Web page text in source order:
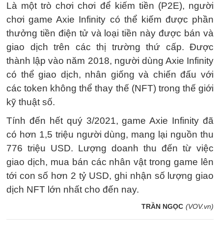
Là một trò chơi chơi để kiếm tiền (P2E), người
chơi game Axie Infinity có thể kiếm được phần
thưởng tiền điện tử và loại tiền này được bán và
giao dịch trên các thị trường thứ cấp. Được
thành lập vào năm 2018, người dùng Axie Infinity
có thể giao dịch, nhân giống và chiến đấu với
các token không thể thay thế (NFT) trong thế giới
kỹ thuật số.
Tính đến hết quý 3/2021, game Axie Infinity đã
có hơn 1,5 triệu người dùng, mang lại nguồn thu
776 triệu USD. Lượng doanh thu đến từ việc
giao dịch, mua bán các nhân vật trong game lên
tới con số hơn 2 tỷ USD, ghi nhận số lượng giao
dịch NFT lớn nhất cho đến nay.
TRẦN NGỌC (VOV.vn)